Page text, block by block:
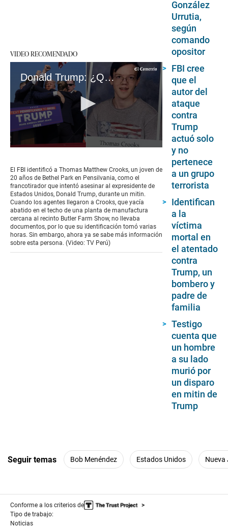
VIDEO RECOMENDADO
Donald Trump: ¿Quién era Thomas Matthew Crooks, el joven que intentó asesinar al expresidente?
of
9
minutes,
14
seconds
El FBI identificó a Thomas Matthew Crooks, un joven de
20 años de Bethel Park en Pensilvania, como el
francotirador que intentó asesinar al expresidente de
Estados Unidos, Donald Trump, durante un mitin.
Cuando los agentes llegaron a Crooks, que yacía
abatido en el techo de una planta de manufactura
cercana al recinto Butler Farm Show, no llevaba
documentos, por lo que su identificación tomó varias
horas. Sin embargo, ahora ya se sabe más información
sobre esta persona. (Video: TV Perú)
González
Urrutia,
según
comando
opositor
FBI cree
que el
autor del
ataque
contra
Trump
actuó solo
y no
pertenece
a un grupo
terrorista
Identifican
a la
víctima
mortal en
el atentado
contra
Trump, un
bombero y
padre de
familia
Testigo
cuenta que
un hombre
a su lado
murió por
un disparo
en mitin de
Trump
Seguir temas Bob Menéndez Estados Unidos Nueva
Conforme a los criterios de
Tipo de trabajo:
Noticias